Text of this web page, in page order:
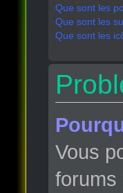
Que sont les
Que sont les
Que sont les
Vous
forums